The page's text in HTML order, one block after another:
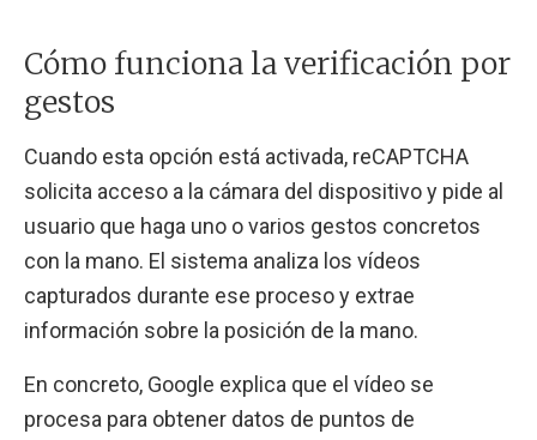
Cómo funciona la verificación por
gestos
Cuando esta opción está activada, reCAPTCHA
solicita acceso a la cámara del dispositivo y pide al
usuario que haga uno o varios gestos concretos
con la mano. El sistema analiza los vídeos
capturados durante ese proceso y extrae
información sobre la posición de la mano.
En concreto, Google explica que el vídeo se
procesa para obtener datos de puntos de